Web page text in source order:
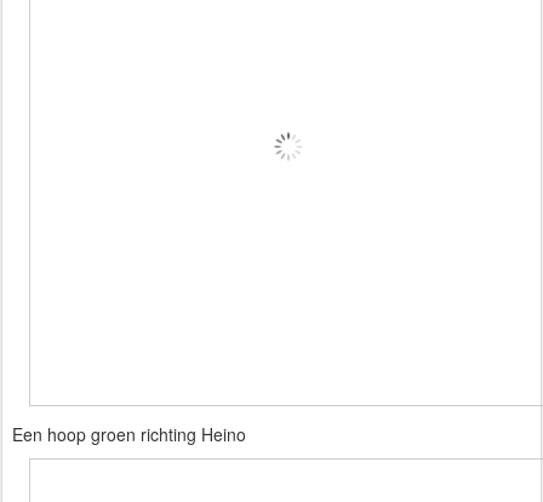
Een hoop groen richting Heino